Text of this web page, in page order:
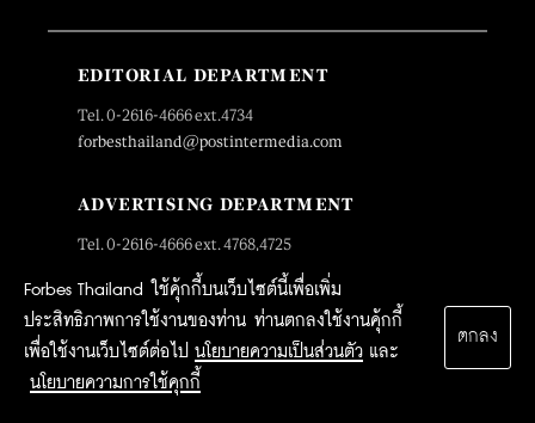
Forbes Thailand ใช้คุ้กกี้บนเว็บไซต์นี้เพื่อเพิ่ม
ประสิทธิภาพการใช้งานของท่าน ท่านตกลงใช้งานคุ้กกี้
เพื่อใช้งานเว็บไซต์ต่อไป นโยบายความเป็นส่วนตัว และ
นโยบายความการใช้คุกกี้
ตกลง
EDITORIAL DEPARTMENT
Tel. 0-2616-4666 ext.4734
forbesthailand@postintermedia.com
ADVERTISING DEPARTMENT
Tel. 0-2616-4666 ext. 4768,4725
forbesthailand.sales@postintermedia.com
MARKETING DEPARTMENT
Tel. 0-2616-4666 ext.4659
panada_c@postintermedia.com